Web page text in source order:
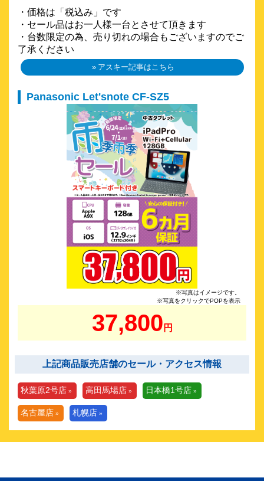
・価格は「税込み」です
・セール品はお一人様一台とさせて頂きます
・台数限定の為、売り切れの場合もございますのでご
了承ください
アスキー記事はこちら
Panasonic Let'snote CF-SZ5
※写真はイメージです。
※写真をクリックでPOPを表示
37,800 円
上記商品販売店舗のセール・アクセス情報
秋葉原2号店 高田馬場店 日本橋1号店
名古屋店 札幌店